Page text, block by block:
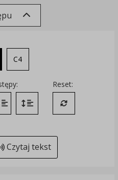
C4
Zmień odstęp między literami
Zmień interlinię i margines
Reset:
Przywróć
Czytaj tekst